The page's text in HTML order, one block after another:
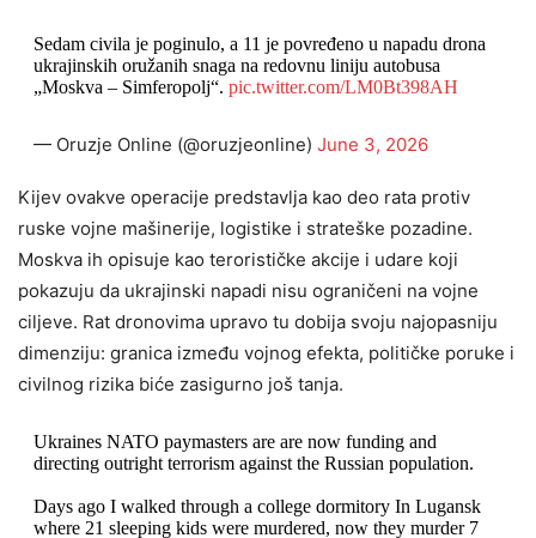
Sedam civila je poginulo, a 11 je povređeno u napadu drona
ukrajinskih oružanih snaga na redovnu liniju autobusa
„Moskva – Simferopolj“. pic.twitter.com/LM0Bt398AH
— Oruzje Online (@oruzjeonline) June 3, 2026
Kijev ovakve operacije predstavlja kao deo rata protiv
ruske vojne mašinerije, logistike i strateške pozadine.
Moskva ih opisuje kao terorističke akcije i udare koji
pokazuju da ukrajinski napadi nisu ograničeni na vojne
ciljeve. Rat dronovima upravo tu dobija svoju najopasniju
dimenziju: granica između vojnog efekta, političke poruke i
civilnog rizika biće zasigurno još tanja.
Ukraines NATO paymasters are are now funding and
directing outright terrorism against the Russian population.
Days ago I walked through a college dormitory In Lugansk
where 21 sleeping kids were murdered, now they murder 7